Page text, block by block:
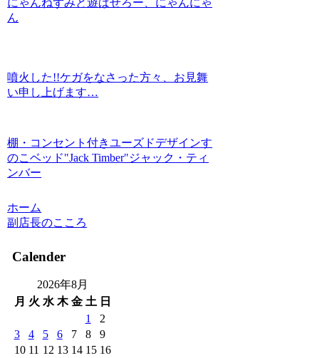
ん
噴火した!!ケガをなさった方々、お見舞
い申し上げます…
棚・コンセント付きユーズドデザインす
のこベッド"Jack Timber"ジャック・ティ
ンバー
ホーム
副店長のこころ
Calender
2026年8月
月 火 水 木 金 土 日
1
2
3
4 5 6 7 8
9
10 11 12 13 14 15 16